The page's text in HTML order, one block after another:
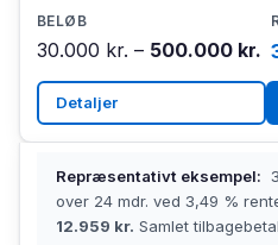
30.000 kr. – 500.000 kr.
Detaljer
Repræsentativt eksempel:
over 24 mdr. ved 3,49 %
12.959 kr. Samlet